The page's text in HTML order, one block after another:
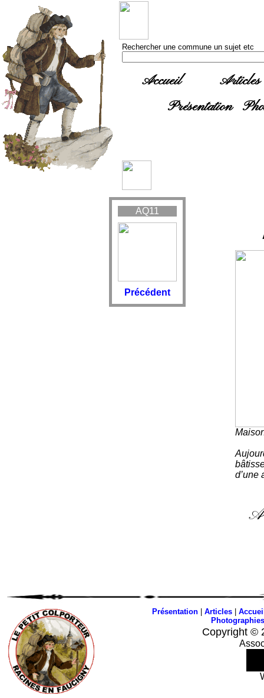
Rechercher une commune un sujet etc
Accueil
Articles
Présentation
AQ11
Précédent
d’une
Présentation| Articles|
Photographies
Copyright ©